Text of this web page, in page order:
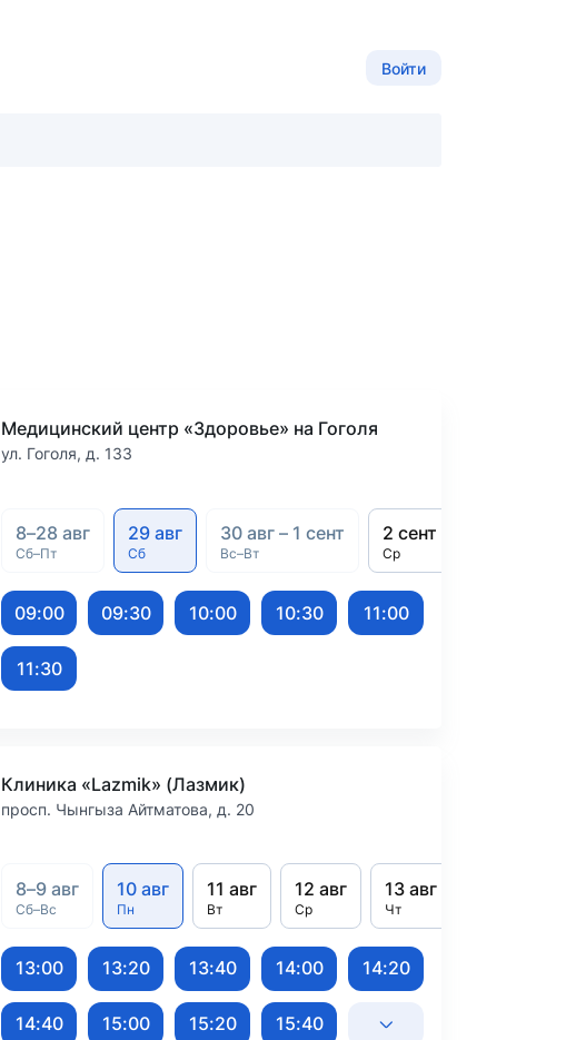
Войти
Медицинский центр «Здоровье» на Гоголя
ул. Гоголя, д. 133
8–28 авг
Сб–Пт
29 авг
Сб
30 авг – 1 сент
Вс–Вт
2 сент
Ср
09:00 09:30 10:00 10:30 11:00
11:30
Клиника «Lazmik» (Лазмик)
просп. Чынгыза Айтматова, д. 20
8–9 авг
Сб–Вс
10 авг
Пн
11 авг
Вт
12 авг
Ср
13 авг
Чт
13:00 13:20 13:40 14:00 14:20
14:40 15:00 15:20 15:40